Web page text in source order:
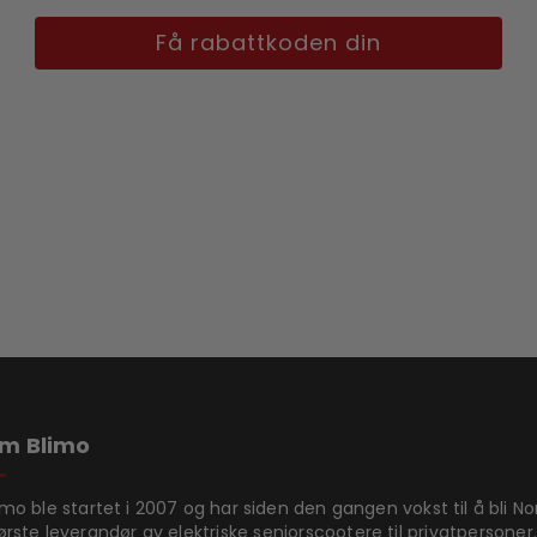
Få rabattkoden din
Blimo
ble startet i 2007 og har siden den gangen vokst til å bli
leverandør av elektriske seniorscootere til